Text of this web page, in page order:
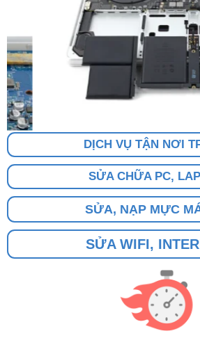
DỊCH VỤ TẬN NƠI
SỬA CHỮA PC,
SỬA, NẠP MỰC
SỬA WIFI,